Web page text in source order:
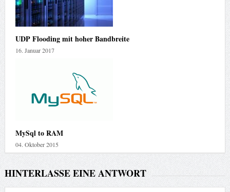
UDP Flooding mit hoher Bandbreite
16. Januar 2017
MySql to RAM
04. Oktober 2015
HINTERLASSE EINE ANTWORT